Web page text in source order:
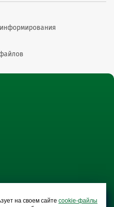
на своем сайте cookie-файлы